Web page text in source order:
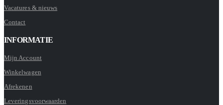
Vacatures & nieuws
Contact
INFORMATIE
Mijn Account
Winkelwagen
Afrekenen
Leveringsvoorwaarden